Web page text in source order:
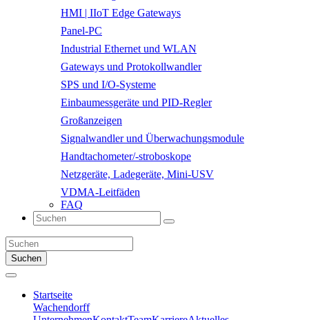
HMI | IIoT Edge Gateways
Panel-PC
Industrial Ethernet und WLAN
Gateways und Protokollwandler
SPS und I/O-Systeme
Einbaumessgeräte und PID-Regler
Großanzeigen
Signalwandler und Überwachungsmodule
Handtachometer/-stroboskope
Netzgeräte, Ladegeräte, Mini-USV
VDMA-Leitfäden
FAQ
Suchen
Startseite
Wachendorff